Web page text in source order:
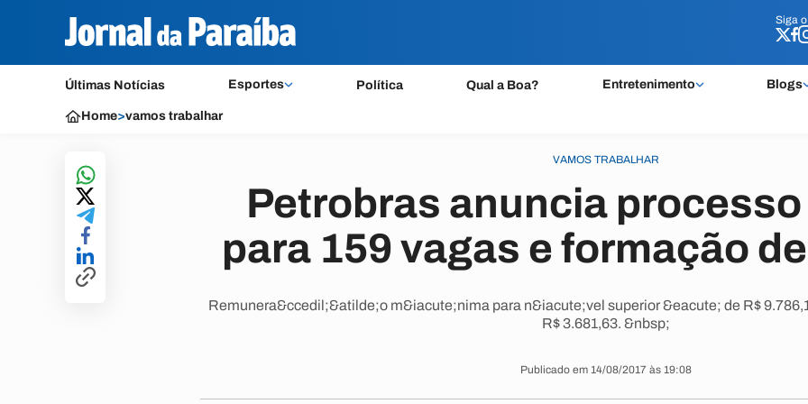
Siga o
Últimas Notícias Esportes Política Qual a Boa? Entretenimento Blogs
Siga o
Home>vamos trabalhar
VAMOS TRABALHAR
Petrobras anuncia
para 159 vagas e formação
Remunera&ccedil;&atilde;o m&iacute;nima para n&iacute;vel superior &eacute; de R$
R$ 3.681,63. &nbsp;
Publicado em 14/08/2017 às 19:08